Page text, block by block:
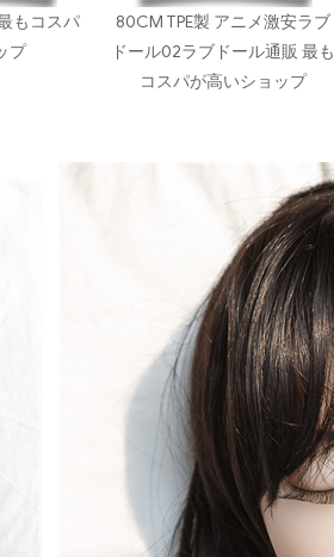
もコスパ
プ
80CM TPE製 アニメ激安ラブ
ドール02ラブドール通販 最も
コスパが高いショップ